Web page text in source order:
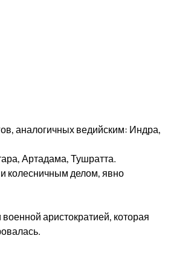
аналогичных ведийским: Индра,
Артадама, Тушратта.
колесничным делом, явно
аристократией, которая